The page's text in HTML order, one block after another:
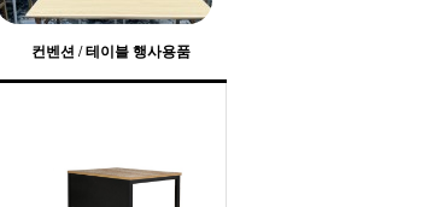
컨벤션 / 테이블 행사용품